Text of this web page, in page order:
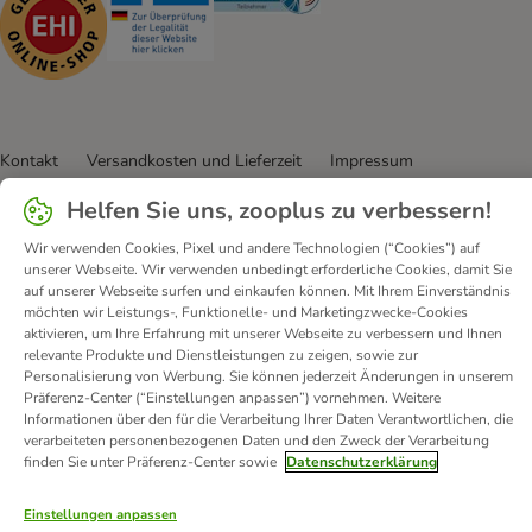
Kontakt Versandkosten und Lieferzeit
Impressum
Allgemeine Geschäftsbedingungen
Vertrag widerrufen
Entsorgungs- und Umweltbestimmungen
Zahlungsarten
Über uns Partnerprogramme
Karriere
Corporate Website
Datenschutz Erklärung zur Barrierefreiheit
© zooplus SE 2026
Helfen Sie uns, zooplus zu verbessern!
Wir verwenden Cookies, Pixel und andere Technologien (“Cookies”) auf
unserer Webseite. Wir verwenden unbedingt erforderliche Cookies, damit Sie
auf unserer Webseite surfen und einkaufen können. Mit Ihrem Einverständnis
möchten wir Leistungs-, Funktionelle- und Marketingzwecke-Cookies
aktivieren, um Ihre Erfahrung mit unserer Webseite zu verbessern und Ihnen
relevante Produkte und Dienstleistungen zu zeigen, sowie zur
Personalisierung von Werbung. Sie können jederzeit Änderungen in unserem
Präferenz-Center (“Einstellungen anpassen”) vornehmen. Weitere
Informationen über den für die Verarbeitung Ihrer Daten Verantwortlichen, die
verarbeiteten personenbezogenen Daten und den Zweck der Verarbeitung
finden Sie unter Präferenz-Center sowie Datenschutzerklärung
Einstellungen anpassen